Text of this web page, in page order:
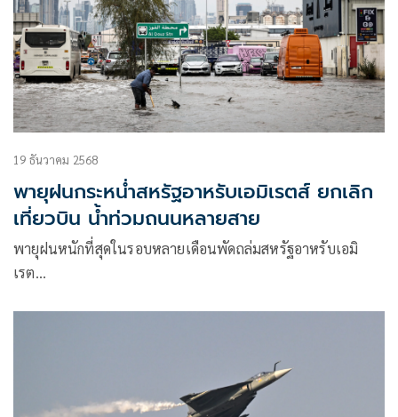
19 ธันวาคม 2568
พายุฝนกระหน่ำสหรัฐอาหรับเอมิเรตส์ ยกเลิก
เที่ยวบิน น้ำท่วมถนนหลายสาย
พายุฝนหนักที่สุดในรอบหลายเดือนพัดถล่มสหรัฐอาหรับเอมิ
เรต…